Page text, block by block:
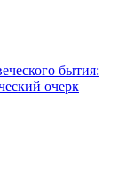
бытия:
очерк